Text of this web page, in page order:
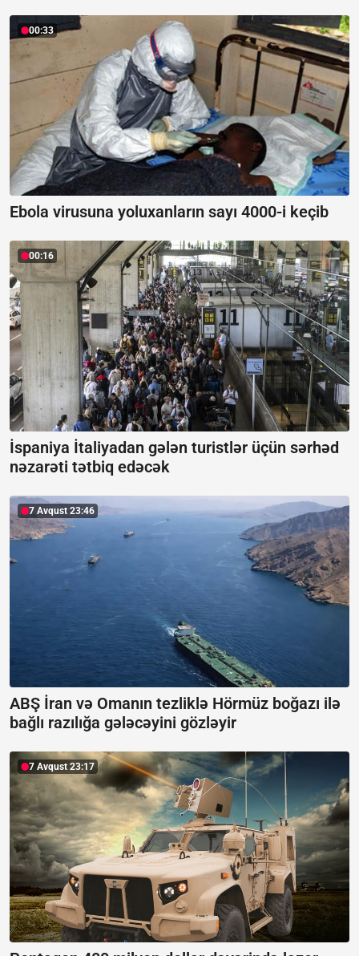
00:33
Ebola virusuna yoluxanların sayı 4000-i keçib
00:16
İspaniya İtaliyadan gələn turistlər üçün sərhəd
nəzarəti tətbiq edəcək
7 Avqust 23:46
ABŞ İran və Omanın tezliklə Hörmüz boğazı ilə
bağlı razılığa gələcəyini gözləyir
7 Avqust 23:17